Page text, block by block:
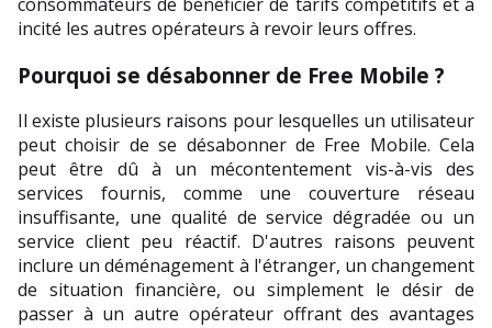
incité les autres opérateurs à revoir leurs offres.
Pourquoi se désabonner de Free Mobile ?
Il existe plusieurs raisons pour lesquelles un utilisateur
peut choisir de se désabonner de Free Mobile. Cela
peut être dû à un mécontentement vis-à-vis des
services fournis, comme une couverture réseau
insuffisante, une qualité de service dégradée ou un
service client peu réactif. D'autres raisons peuvent
inclure un déménagement à l'étranger, un changement
de situation financière, ou simplement le désir de
passer à un autre opérateur offrant des avantages